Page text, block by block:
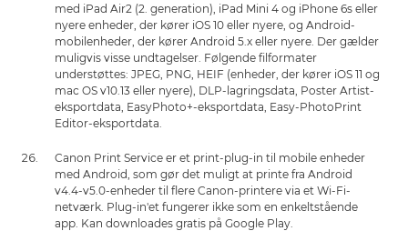
med iPad Air2 (2. generation), iPad Mini 4 og iPhone 6s eller
nyere enheder, der kører iOS 10 eller nyere, og Android-
mobilenheder, der kører Android 5.x eller nyere. Der gælder
muligvis visse undtagelser. Følgende filformater
understøttes: JPEG, PNG, HEIF (enheder, der kører iOS 11 og
mac OS v10.13 eller nyere), DLP-lagringsdata, Poster Artist-
eksportdata, EasyPhoto+-eksportdata, Easy-PhotoPrint
Editor-eksportdata.
Canon Print Service er et print-plug-in til mobile enheder
med Android, som gør det muligt at printe fra Android
v4.4-v5.0-enheder til flere Canon-printere via et Wi-Fi-
netværk. Plug-in'et fungerer ikke som en enkeltstående
app. Kan downloades gratis på Google Play.